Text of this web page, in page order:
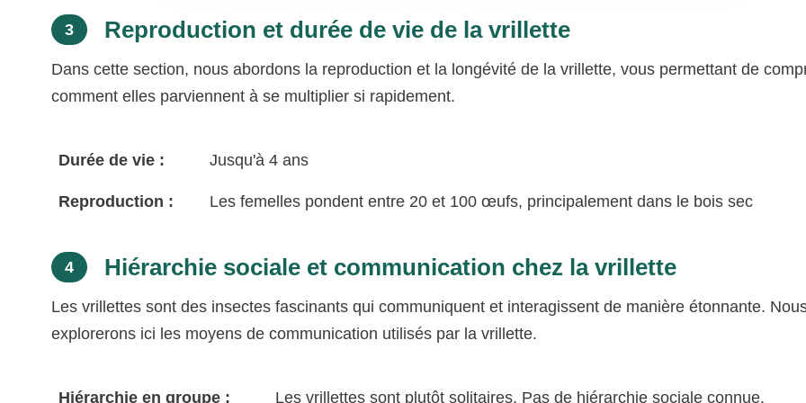
3 Reproduction et durée de vie de la vrillette
Dans cette section, nous abordons la reproduction et la longévité de la vrillette, vous permettant de
comment elles parviennent à se multiplier si rapidement.
Durée de vie : Jusqu'à 4 ans
Reproduction : Les femelles pondent entre 20 et 100 œufs, principalement dans le bois sec
4 Hiérarchie sociale et communication chez la vrillette
Les vrillettes sont des insectes fascinants qui communiquent et interagissent de manière étonnante.
explorerons ici les moyens de communication utilisés par la vrillette.
Hiérarchie en groupe : Les vrillettes sont plutôt solitaires. Pas de hiérarchie sociale connue.